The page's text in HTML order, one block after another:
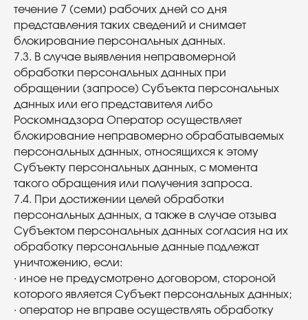
течение 7 (семи) рабочих дней со дня
представления таких сведений и снимает
блокирование персональных данных.
7.3. В случае выявления неправомерной
обработки персональных данных при
обращении (запросе) Субъекта персональных
данных или его представителя либо
Роскомнадзора Оператор осуществляет
блокирование неправомерно обрабатываемых
персональных данных, относящихся к этому
Субъекту персональных данных, с момента
такого обращения или получения запроса.
7.4. При достижении целей обработки
персональных данных, а также в случае отзыва
Субъектом персональных данных согласия на их
обработку персональные данные подлежат
уничтожению, если:
· иное не предусмотрено договором, стороной
которого является Субъект персональных данных;
· оператор не вправе осуществлять обработку